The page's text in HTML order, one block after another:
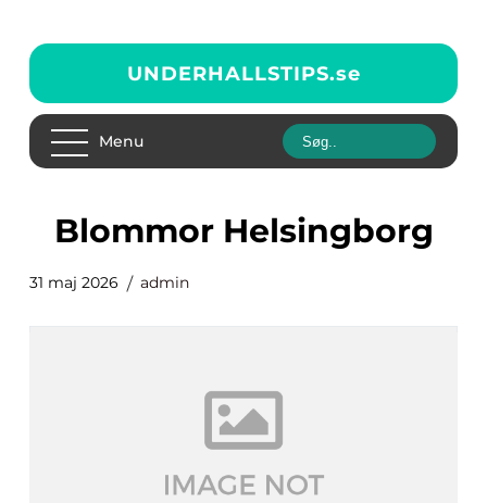
UNDERHALLSTIPS.se
Menu
blommor Helsingborg
31 maj 2026 admin